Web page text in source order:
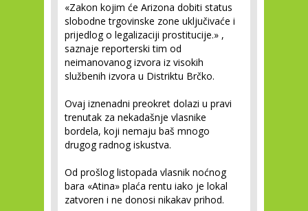
«Zakon kojim će Arizona dobiti status
slobodne trgovinske zone uključivaće i
prijedlog o legalizaciji prostitucije.» ,
saznaje reporterski tim od
neimanovanog izvora iz visokih
službenih izvora u Distriktu Brčko.
Ovaj iznenadni preokret dolazi u pravi
trenutak za nekadašnje vlasnike
bordela, koji nemaju baš mnogo
drugog radnog iskustva.
Od prošlog listopada vlasnik noćnog
bara «Atina» plaća rentu iako je lokal
zatvoren i ne donosi nikakav prihod.